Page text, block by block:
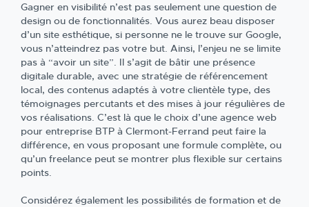
Gagner en visibilité n’est pas seulement une question de
design ou de fonctionnalités. Vous aurez beau disposer
d’un site esthétique, si personne ne le trouve sur Google,
vous n’atteindrez pas votre but. Ainsi, l’enjeu ne se limite
pas à “avoir un site”. Il s’agit de bâtir une présence
digitale durable, avec une stratégie de référencement
local, des contenus adaptés à votre clientèle type, des
témoignages percutants et des mises à jour régulières de
vos réalisations. C’est là que le choix d’une agence web
pour entreprise BTP à Clermont-Ferrand peut faire la
différence, en vous proposant une formule complète, ou
qu’un freelance peut se montrer plus flexible sur certains
points.
Considérez également les possibilités de formation et de